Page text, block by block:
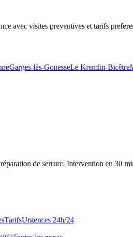
avec visites preventives et tarifs
Garges-lès-GonesseLe Kremlin-Bicêtre
de serrure. Intervention en 30
TarifsUrgences 24h/24